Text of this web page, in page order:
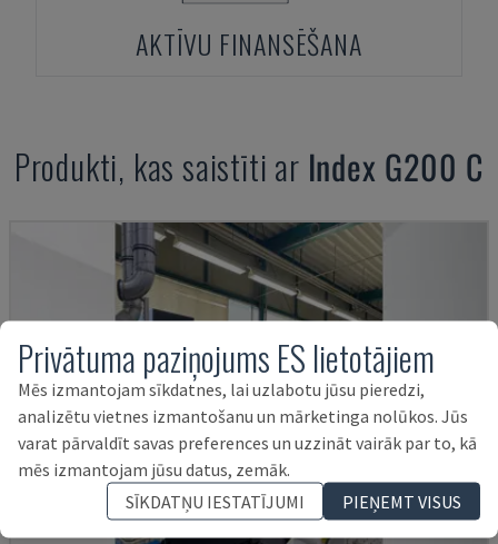
AKTĪVU FINANSĒŠANA
Produkti, kas saistīti ar Index G200 C
Privātuma paziņojums ES lietotājiem
Mēs izmantojam sīkdatnes, lai uzlabotu jūsu pieredzi,
analizētu vietnes izmantošanu un mārketinga nolūkos. Jūs
varat pārvaldīt savas preferences un uzzināt vairāk par to, kā
mēs izmantojam jūsu datus, zemāk.
SĪKDATŅU IESTATĪJUMI
PIEŅEMT VISUS